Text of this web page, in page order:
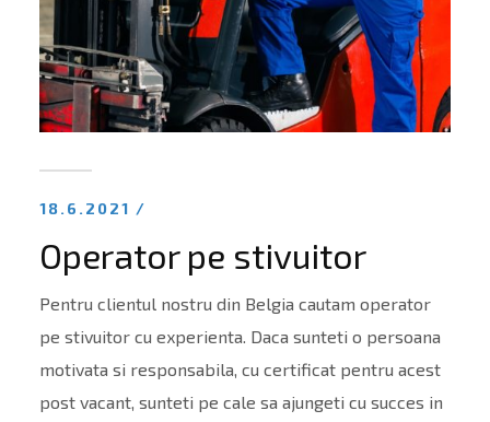
18.6.2021 /
Operator pe stivuitor
Pentru clientul nostru din Belgia cautam operator
pe stivuitor cu experienta. Daca sunteti o persoana
motivata si responsabila, cu certificat pentru acest
post vacant, sunteti pe cale sa ajungeti cu succes in